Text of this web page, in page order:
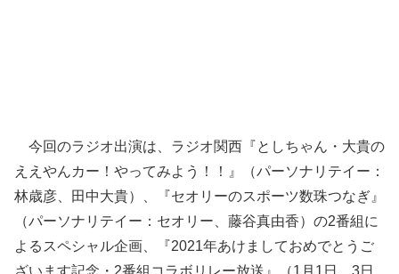
今回のラジオ出演は、ラジオ関西『としちゃん・大貴の
ええやんカー！やってみよう！！』（パーソナリテイー：
林歳彦、田中大貴）、『セオリーのスポーツ数珠つなぎ』
（パーソナリテイー：セオリー、藤谷真由香）の2番組に
よるスペシャル企画、『2021年あけましておめでとうご